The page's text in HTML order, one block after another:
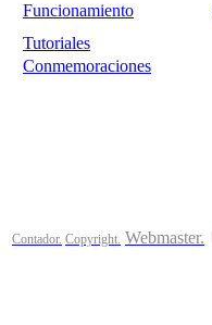
Funcionamiento
Tutoriales
Conmemoraciones
Contador. Copyright. Webmaster.